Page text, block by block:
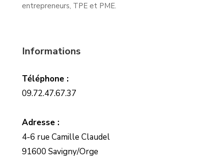
entrepreneurs, TPE et PME.
Informations
Téléphone :
09.72.47.67.37
Adresse :
4-6 rue Camille Claudel
91600 Savigny/Orge